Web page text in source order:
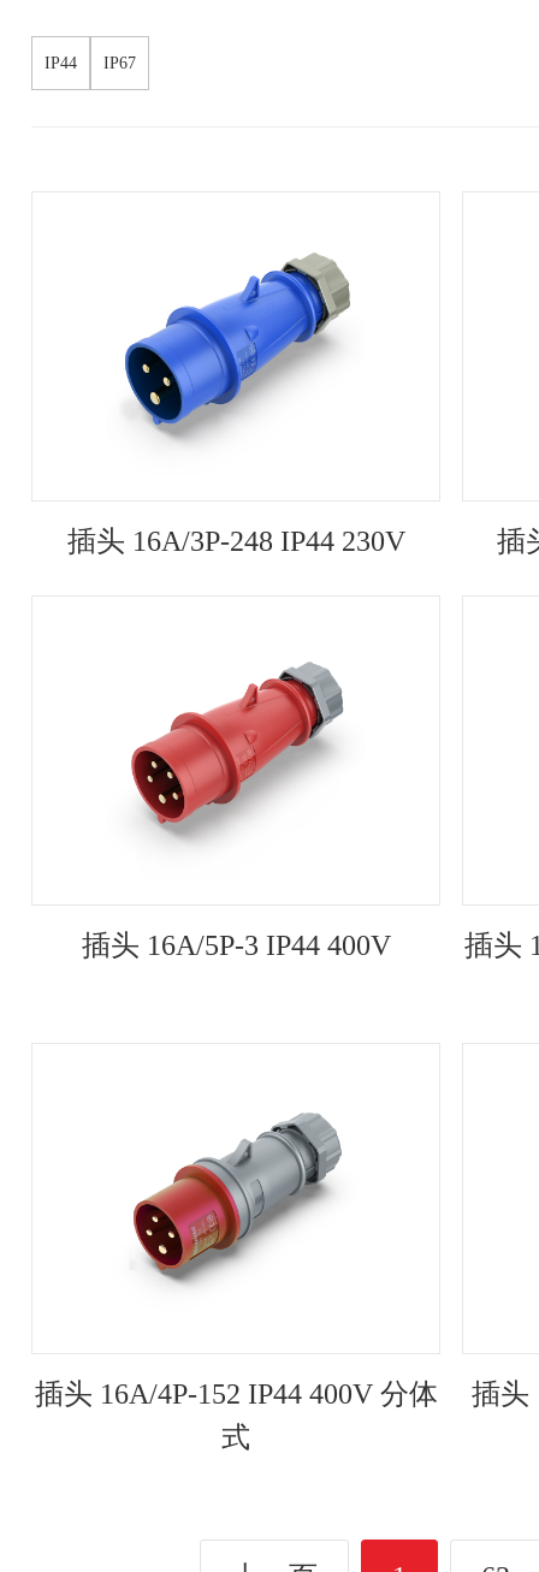
IP44 IP67
插头 16A/3P-248 IP44 230V 插
插头 16A/5P-3 IP44 400V 插头
插头 16A/4P-152 IP44 400V 分体
式
插头